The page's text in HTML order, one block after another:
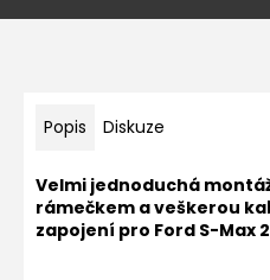
Popis Diskuze
Velmi jednoduchá
rámečkem a veškerou
zapojení pro Ford S-Max